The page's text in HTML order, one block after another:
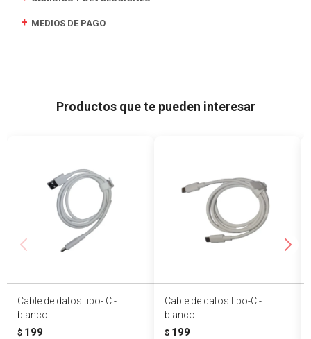
MEDIOS DE PAGO
Productos que te pueden interesar
Cable de datos tipo- C -
blanco
$ 199
Cable de datos tipo-C -
blanco
$ 199